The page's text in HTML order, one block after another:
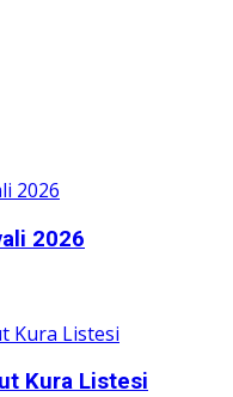
2026
Kura Listesi